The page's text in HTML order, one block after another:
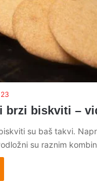
brzi biskviti –
su baš takvi.
su raznim